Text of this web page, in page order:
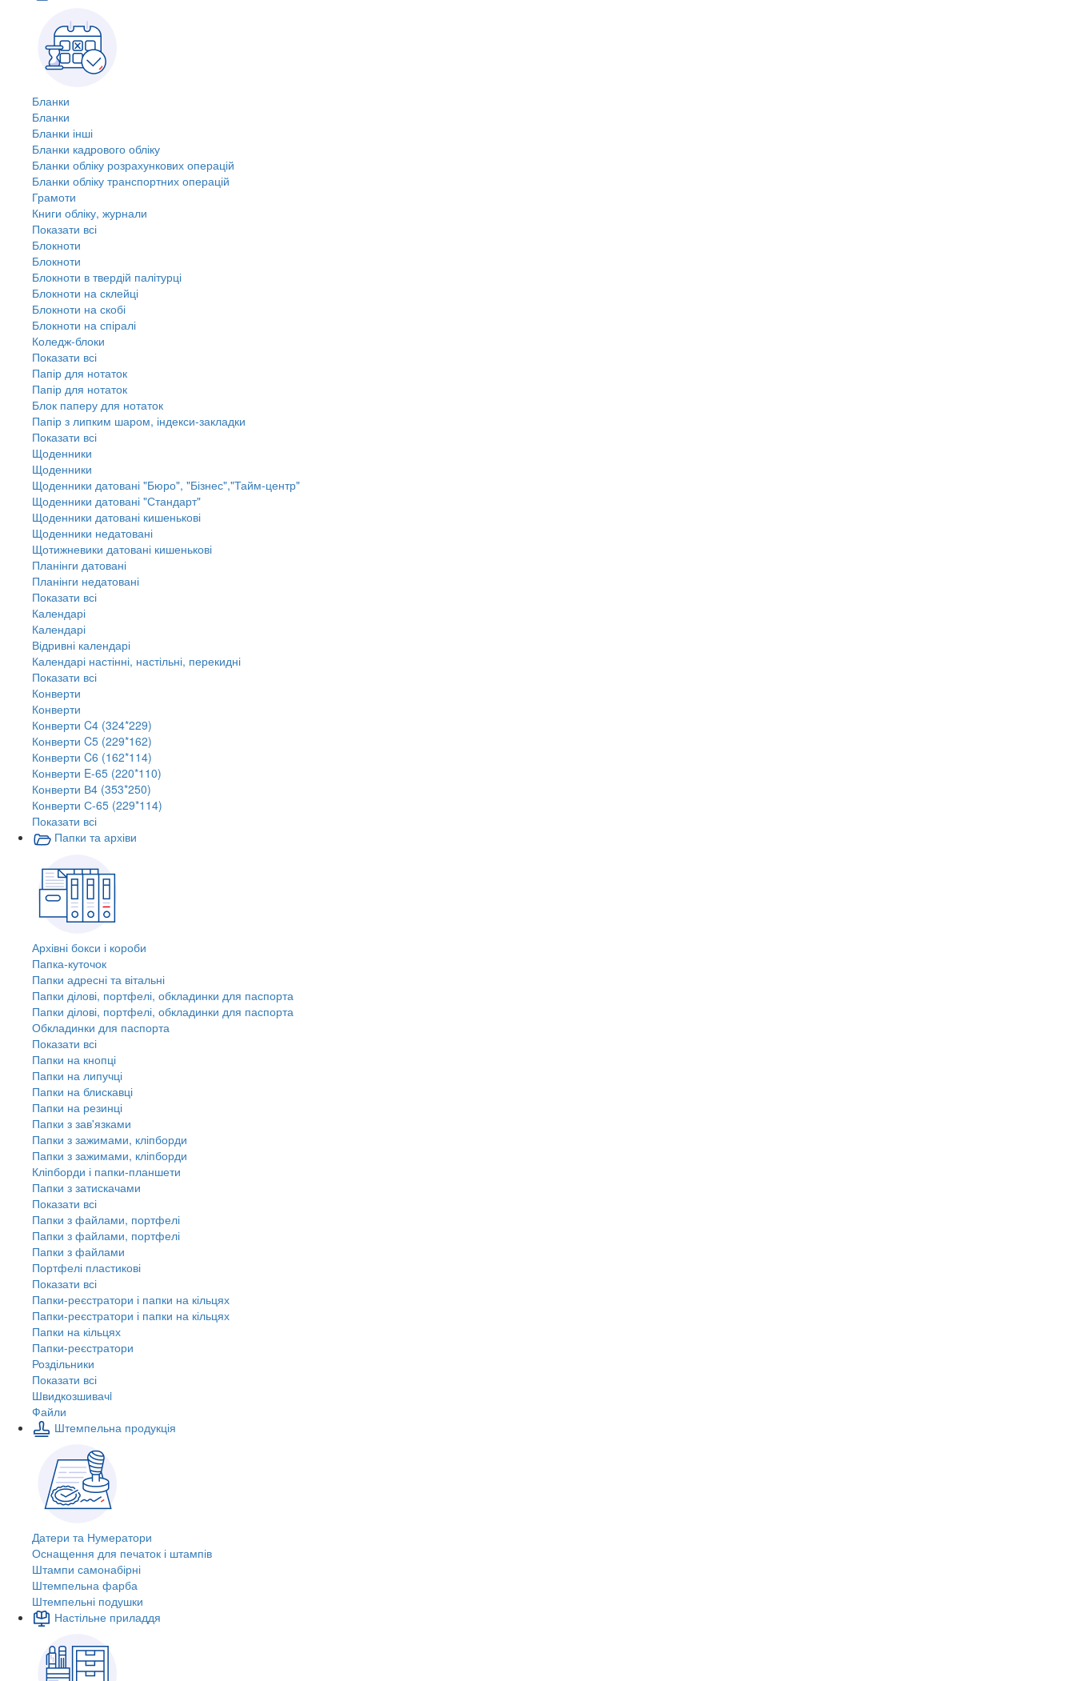
Бланки
Бланки
Бланки інші
Бланки кадрового обліку
Бланки обліку розрахункових операцій
Бланки обліку транспортних операцій
Грамоти
Книги обліку, журнали
Показати всі
Блокноти
Блокноти
Блокноти в твердій палітурці
Блокноти на склейці
Блокноти на скобі
Блокноти на спіралі
Коледж-блоки
Показати всі
Папір для нотаток
Папір для нотаток
Блок паперу для нотаток
Папір з липким шаром, індекси-закладки
Показати всі
Щоденники
Щоденники
Щоденники датовані "Бюро", "Бізнес","Тайм-центр"
Щоденники датовані "Стандарт"
Щоденники датовані кишенькові
Щоденники недатовані
Щотижневики датовані кишенькові
Планінги датовані
Планінги недатовані
Показати всі
Календарі
Календарі
Відривні календарі
Календарі настінні, настільні, перекидні
Показати всі
Конверти
Конверти
Конверти C4 (324*229)
Конверти C5 (229*162)
Конверти C6 (162*114)
Конверти E-65 (220*110)
Конверти В4 (353*250)
Конверти С-65 (229*114)
Показати всі
Папки та архіви
Архівні бокси і короби
Папка-куточок
Папки адресні та вітальні
Папки ділові, портфелі, обкладинки для паспорта
Папки ділові, портфелі, обкладинки для паспорта
Обкладинки для паспорта
Показати всі
Папки на кнопці
Папки на липучці
Папки на блискавці
Папки на резинці
Папки з зав'язками
Папки з зажимами, кліпборди
Папки з зажимами, кліпборди
Кліпборди і папки-планшети
Папки з затискачами
Показати всі
Папки з файлами, портфелі
Папки з файлами, портфелі
Папки з файлами
Портфелі пластикові
Показати всі
Папки-реєстратори і папки на кільцях
Папки-реєстратори і папки на кільцях
Папки на кільцях
Папки-реєстратори
Роздільники
Показати всі
Швидкозшивачi
Файли
Штемпельна продукція
Датери та Нумератори
Оснащення для печаток і штампів
Штампи самонабірні
Штемпельна фарба
Штемпельні подушки
Настільне приладдя